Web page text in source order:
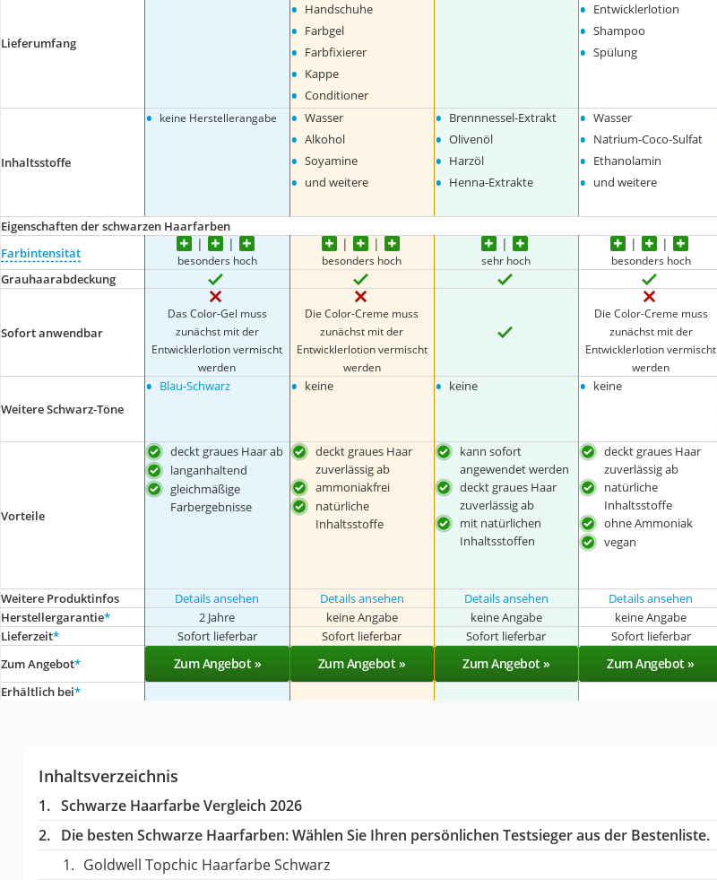
Lieferumfang
• Handschuhe
• Farbgel
• Farbfixierer
• Kappe
• Conditioner
• Entwicklerlotion
• Shampoo
• Spülung
Inhaltsstoffe
• keine Herstellerangabe • Wasser
• Alkohol
• Soyamine
• und weitere
• Brennnessel-Extrakt
• Olivenöl
• Harzöl
• Henna-Extrakte
• Wasser
• Natrium-Coco-Sulfat
• Ethanolamin
• und weitere
Eigenschaften der schwarzen Haarfarben
Farbintensität
besonders hoch besonders hoch sehr hoch besonders hoch
Grauhaarabdeckung
Sofort anwendbar
Das Color-Gel muss
zunächst mit der
Entwicklerlotion vermischt
werden
Die Color-Creme muss
zunächst mit der
Entwicklerlotion vermischt
werden
Die Color-Creme muss
zunächst mit der
Entwicklerlotion vermischt
werden
Weitere Schwarz-Töne
• Blau-Schwarz • keine • keine • keine
Vorteile
deckt graues Haar ab
langanhaltend
gleichmäßige
Farbergebnisse
deckt graues Haar
zuverlässig ab
ammoniakfrei
natürliche
Inhaltsstoffe
kann sofort
angewendet werden
deckt graues Haar
zuverlässig ab
mit natürlichen
Inhaltsstoffen
deckt graues Haar
zuverlässig ab
natürliche
Inhaltsstoffe
ohne Ammoniak
vegan
Weitere Produktinfos
Details ansehen Details ansehen Details ansehen Details ansehen
Herstellergarantie* 2 Jahre keine Angabe keine Angabe keine Angabe
Lieferzeit* Sofort lieferbar Sofort lieferbar Sofort lieferbar Sofort lieferbar
Zum Angebot* Zum Angebot » Zum Angebot » Zum Angebot » Zum Angebot »
Erhältlich bei*
Inhaltsverzeichnis
Schwarze Haarfarbe Vergleich 2026
Die besten Schwarze Haarfarben:Wählen Sie Ihren persönlichen Testsieger aus der Bestenliste.
Goldwell Topchic Haarfarbe Schwarz